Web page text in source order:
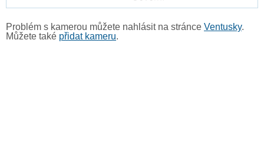
Problém s kamerou můžete nahlásit na stránce Ventusky.
Můžete také přidat kameru.